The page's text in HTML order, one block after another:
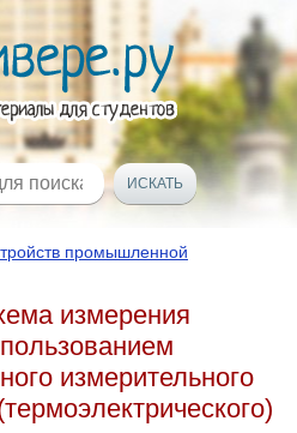
промышленной
измерения
измерительного